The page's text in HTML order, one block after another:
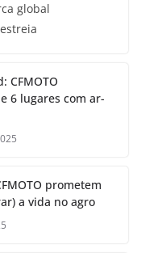
global
CFMOTO
6 lugares com ar-
prometem
a vida no agro